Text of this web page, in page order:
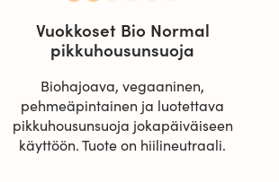
Vuokkoset Bio Normal
pikkuhousunsuoja
Biohajoava, vegaaninen,
pehmeäpintainen ja luotettava
pikkuhousunsuoja jokapäiväiseen
käyttöön. Tuote on hiilineutraali.